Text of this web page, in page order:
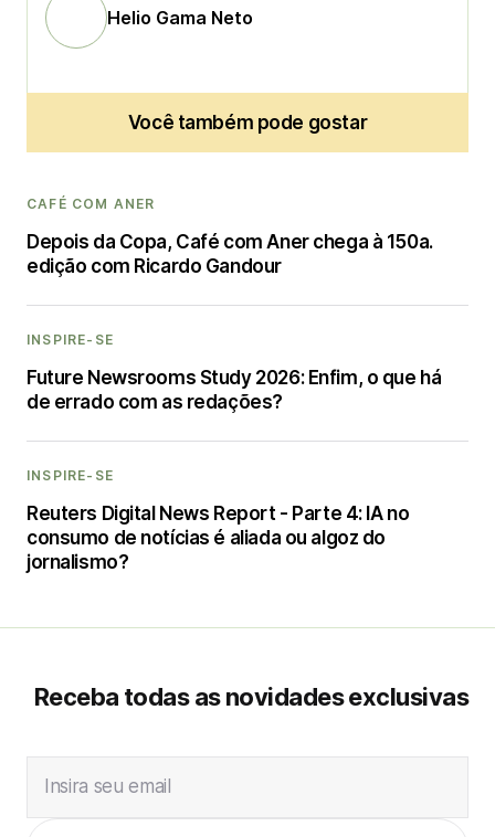
Helio Gama Neto
Você também pode gostar
CAFÉ COM ANER
Depois da Copa, Café com Aner chega à 150a.
edição com Ricardo Gandour
INSPIRE-SE
Future Newsrooms Study 2026: Enfim, o que há
de errado com as redações?
INSPIRE-SE
Reuters Digital News Report - Parte 4: IA no
consumo de notícias é aliada ou algoz do
jornalismo?
Receba todas as novidades exclusivas
Insira seu email